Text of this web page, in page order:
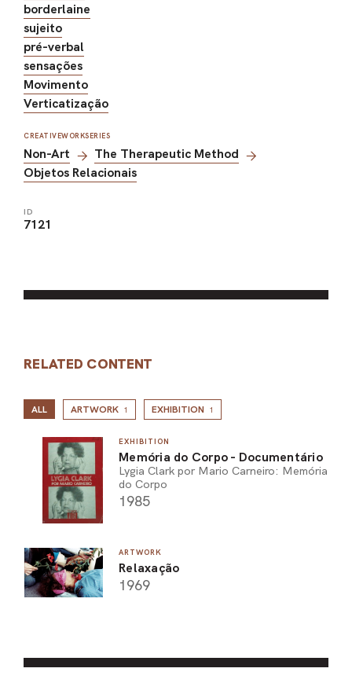
borderlaine
sujeito
pré-verbal
sensações
Movimento
Verticatização
CREATIVEWORKSERIES
Non-Art
The Therapeutic Method
Objetos Relacionais
ID
7121
RELATED CONTENT
ALL ARTWORK 1 EXHIBITION 1
EXHIBITION
Memória do Corpo - Documentário
Lygia Clark por Mario Carneiro: Memória
do Corpo
1985
ARTWORK
Relaxação
1969